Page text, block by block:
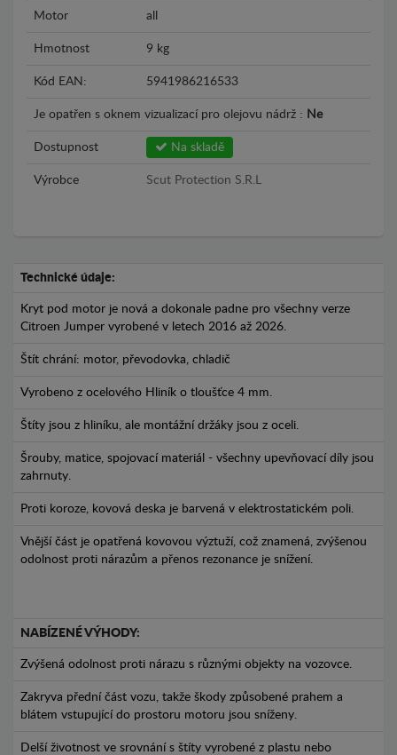
Motor all
Hmotnost 9 kg
Kód EAN: 5941986216533
Je opatřen s oknem vizualizací pro olejovu nádrž : Ne
Dostupnost Na skladě
Výrobce Scut Protection S.R.L
Technické údaje:
Kryt pod motor je nová a dokonale padne pro všechny verze
Citroen Jumper vyrobené v letech 2016 až 2026.
Štít chrání: motor, převodovka, chladič
Vyrobeno z ocelového Hliník o tloušťce 4 mm.
Štíty jsou z hliníku, ale montážní držáky jsou z oceli.
Šrouby, matice, spojovací materiál - všechny upevňovací díly jsou
zahrnuty.
Proti koroze, kovová deska je barvená v elektrostatickém poli.
Vnější část je opatřená kovovou výztuží, což znamená, zvýšenou
odolnost proti nárazům a přenos rezonance je snížení.
NABÍZENÉ VÝHODY:
Zvýšená odolnost proti nárazu s různými objekty na vozovce.
Zakryva přední část vozu, takže škody způsobené prahem a
blátem vstupující do prostoru motoru jsou sníženy.
Delší životnost ve srovnání s štíty vyrobené z plastu nebo